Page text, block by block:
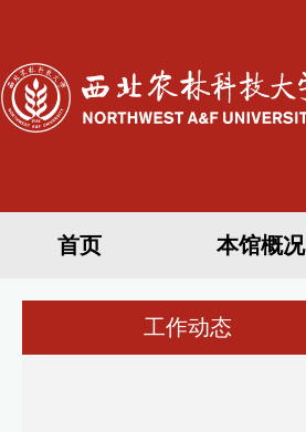
首页 本馆概况
工作动态